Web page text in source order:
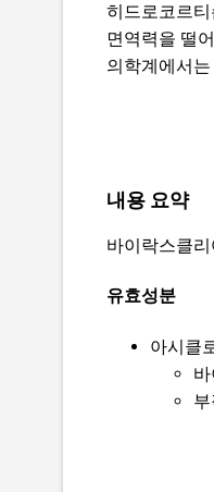
히드로코르
면역력을 떨
의학계에서
내용 요약
바이락스클
유효성분
아시클